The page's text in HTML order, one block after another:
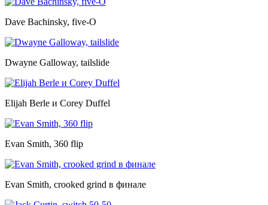
Dave Bachinsky, five-O
Dwayne Galloway, tailslide
Elijah Berle и Corey Duffel
Evan Smith, 360 flip
Evan Smith, crooked grind в финале